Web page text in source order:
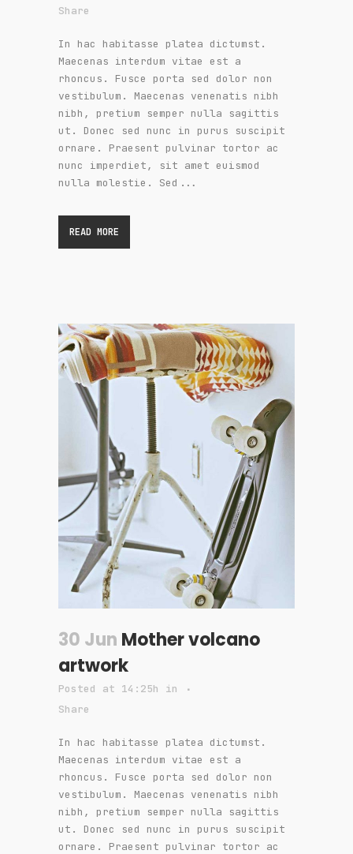
Share
In hac habitasse platea dictumst.
Maecenas interdum vitae est a
rhoncus. Fusce porta sed dolor non
vestibulum. Maecenas venenatis nibh
nibh, pretium semper nulla sagittis
ut. Donec sed nunc in purus suscipit
ornare. Praesent pulvinar tortor ac
nunc imperdiet, sit amet euismod
nulla molestie. Sed...
READ MORE
30 Jun Mother volcano
artwork
Posted at 14:25h
in
Share
In hac habitasse platea dictumst.
Maecenas interdum vitae est a
rhoncus. Fusce porta sed dolor non
vestibulum. Maecenas venenatis nibh
nibh, pretium semper nulla sagittis
ut. Donec sed nunc in purus suscipit
ornare. Praesent pulvinar tortor ac